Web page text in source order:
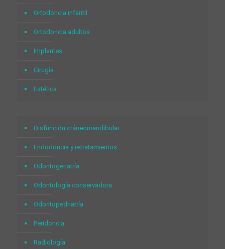
Ortodoncia infantil
Ortodoncia adultos
Implantes
Cirugía
Estética
Disfunción cráneomandibular
Endodoncia y retratamientos
Odontogeriatría
Odontología conservadora
Odontopedriatría
Peridoncia
Radiología